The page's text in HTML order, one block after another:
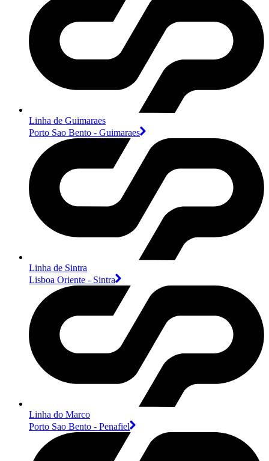
Linha de Guimaraes
Porto Sao Bento - Guimaraes
Linha de Sintra
Lisboa Oriente - Sintra
Linha do Marco
Porto Sao Bento - Penafiel